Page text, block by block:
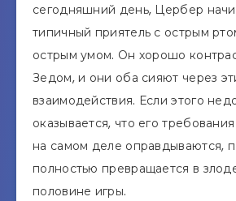
сегодняшний день, Цербер
типичный приятель с острым
острым умом. Он хорошо
Зедом, и они оба сияют через
взаимодействия. Если этого
оказывается, что его
на самом деле оправдываются,
полностью превращается в
половине игры.